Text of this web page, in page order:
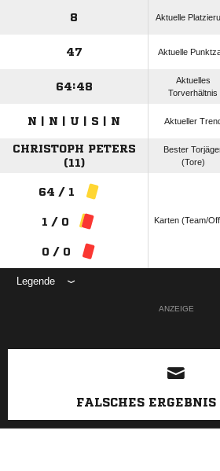
8 Aktuelle
47 Aktuelle
64:48
Aktuelles
Torverhältnis
N | N | U | S | N Aktueller
CHRISTOPH PETERS
(11)
Bester
(Tore)
64 / 1
1 / 0
0 / 0
Karten (Team/
Legende
ANZEIGE
FALSCHES